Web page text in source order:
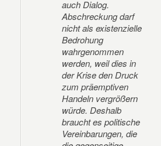
auch Dialog.
Abschreckung darf
nicht als existenzielle
Bedrohung
wahrgenommen
werden, weil dies in
der Krise den Druck
zum präemptiven
Handeln vergrößern
würde. Deshalb
braucht es politische
Vereinbarungen, die